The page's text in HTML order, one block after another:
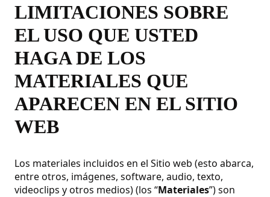
LIMITACIONES SOBRE
EL USO QUE USTED
HAGA DE LOS
MATERIALES QUE
APARECEN EN EL SITIO
WEB
Los materiales incluidos en el Sitio web (esto abarca,
entre otros, imágenes, software, audio, texto,
videoclips y otros medios) (los “Materiales”) son